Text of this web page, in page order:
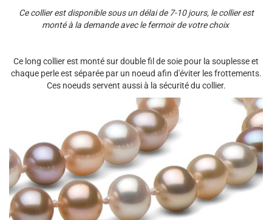
Ce collier est disponible sous un délai de 7-10 jours, le collier est
monté à la demande avec le fermoir de votre choix
Ce long collier est monté sur double fil de soie pour la souplesse et
chaque perle est séparée par un noeud afin d'éviter les frottements.
Ces noeuds servent aussi à la sécurité du collier.